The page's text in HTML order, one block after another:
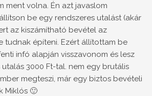
ment volna. Én azt javaslom
be egy rendszeres utalást (akár
az kiszámítható bevétel az
tudnak építeni. Ezért állítottam be
infó alapján visszavonom és lesz
3000 Ft-tal. nem egy brutális
megteszi, már egy biztos bevételi
Miklós 🙂